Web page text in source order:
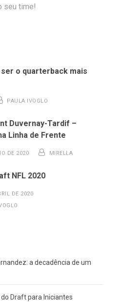
seu time!
o quarterback mais
PAULA IVOGLO
Duvernay-Tardif –
Linha de Frente
DE 2020 MIRELLA
NFL 2020
DE 2020
a decadência de um
do Draft para Iniciantes